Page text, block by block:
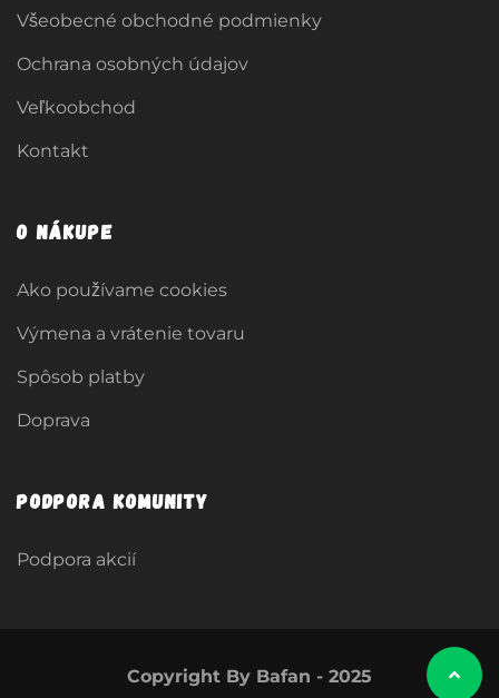
Všeobecné obchodné podmienky
Ochrana osobných údajov
Veľkoobchod
Kontakt
O nákupe
Ako používame cookies
Výmena a vrátenie tovaru
Spôsob platby
Doprava
Podpora komunity
Podpora akcií
Copyright By Bafan - 2025